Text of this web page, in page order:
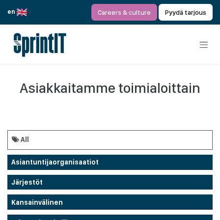
en
Careers & culture Pyydä tarjous
Asiakkaitamme toimialoittain
All
Asiantuntijaorganisaatiot
Järjestöt
Kansainvälinen